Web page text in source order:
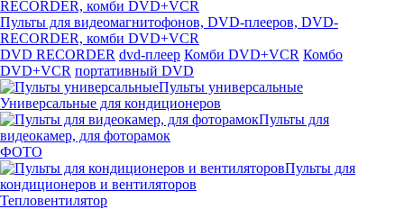
Пульты для видеомагнитофонов, DVD-плееров, DVD-
RECORDER, комби DVD+VCR
DVD RECORDER dvd-плеер Комби DVD+VCR Комбо
DVD+VCR портативный DVD
Пульты универсальные
Универсальные для кондиционеров
Пульты для
видеокамер, для фоторамок
ФОТО
Пульты для
кондиционеров и вентиляторов
Тепловентилятор